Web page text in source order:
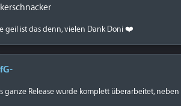
geil ist das denn, vielen Dank Doni ❤️
ganze Release wurde komplett überarbeitet,